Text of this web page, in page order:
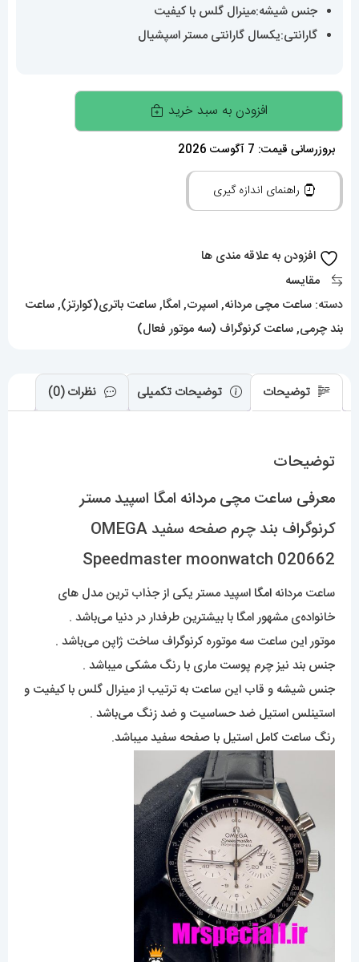
جنس شیشه:مینرال گلس با کیفیت
گارانتی:یکسال گارانتی مستر اسپشیال
ساعت
مچی
مردانه
امگا
کرنوگراف
بند
سفید
Speedmaster
moonwatch
عدد
افزودن به سبد خرید
بروزرسانی قیمت: 7 آگوست 2026
راهنمای اندازه گیری
افزودن به علاقه مندی ها
مقایسه
دسته: ساعت مچی مردانه,اسپرت,امگا,ساعت باتری(کوارتز),ساعت
بند چرمی,ساعت کرنوگراف (سه موتور فعال)
توضیحات توضیحات تکمیلی نظرات (0)
توضیحات
معرفی ساعت مچی مردانه امگا اسپید مستر
کرنوگراف بند چرم صفحه سفید OMEGA
Speedmaster moonwatch 020662
ساعت مردانه امگا اسپید مستر یکی از جذاب ترین مدل های
خانواده‌ی مشهور امگا با بیشترین طرفدار در دنیا می‌باشد .
موتور این ساعت سه موتوره کرنوگراف ساخت ژاپن می‌باشد .
جنس بند نیز چرم پوست ماری با رنگ مشکی میباشد .
جنس شیشه و قاب این ساعت به ترتیب از مینرال گلس با کیفیت و
استینلس استیل ضد حساسیت و ضد زنگ می‌باشد .
رنگ ساعت کامل استیل با صفحه سفید میباشد.